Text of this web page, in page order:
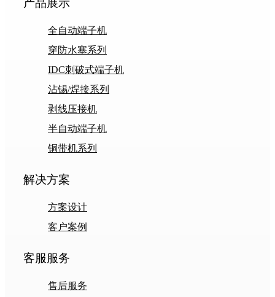
产品展示
全自动端子机
穿防水塞系列
IDC刺破式端子机
沾锡/焊接系列
剥线压接机
半自动端子机
铜带机系列
解决方案
方案设计
客户案例
客服服务
售后服务